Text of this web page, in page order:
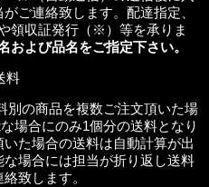
ご連絡致します。配達指定、
領収証発行（※）等を承りま
および品名をご指定下さい。
料
別の商品を複数ご注文頂いた場
場合にのみ1個分の送料となり
た場合の送料は自動計算が出
場合には担当が折り返し送料
致します。